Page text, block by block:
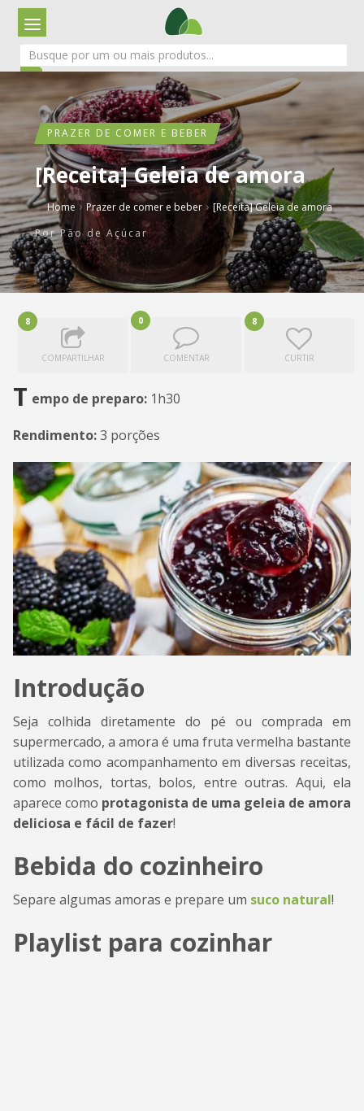
PRAZER DE COMER E BEBER
[Receita] Geleia de amora
Home › Prazer de comer e beber › [Receita] Geleia de amora
PorPão de Açúcar
8
COMPARTILHAR
0
COMENTAR
8
CURTIR
T empo de preparo: 1h30
Rendimento:3 porções
Introdução
Seja colhida diretamente do pé ou comprada em
supermercado, a amora é uma fruta vermelha bastante
utilizada como acompanhamento em diversas receitas,
como molhos, tortas, bolos, entre outras. Aqui, ela
aparece como protagonista de uma geleia de amora
deliciosa e fácil de fazer!
Bebida do cozinheiro
Separe algumas amoras e prepare um suco natural!
Playlist para cozinhar